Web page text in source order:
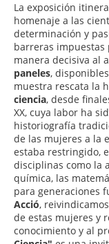
La exposición
homenaje a las
determinación y
barreras
manera decisiva al
paneles,
muestra rescata la
ciencia, desde
XX, cuya labor ha
historiografía
de las mujeres a la
estaba restringido,
disciplinas como la
química, las
para generaciones
Acció,
de estas mujeres y
conocimiento y al